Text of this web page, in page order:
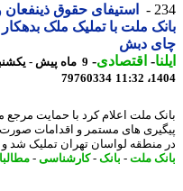
استیفای حقوق ذینفعان و
ملت با تملیک ملک بدهکار
دبش
-اقتصادی-
79760334
ملت اعلام کرد با حمایت مرجع
های مستمر و اقدامات صورت
لواسان تهران تملیک شد و
ملت -بانک -کارشناسی-مطالبات-